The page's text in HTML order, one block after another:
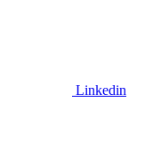
Linkedin